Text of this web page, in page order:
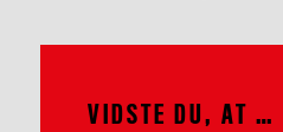
VIDSTE DU, AT …